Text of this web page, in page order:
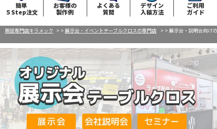
簡単
５Step注文
お客様の
製作例
よくある
質問
デザイン
入稿方法
ご利用
ガイド
販促専門店キラメック > > 展示会・イベントテーブルクロスの専門店 > > 展示会・説明会向け